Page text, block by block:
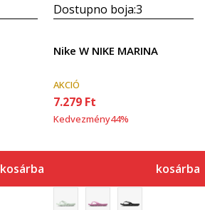
kosárba
Dostupno boja:3
Nike W NIKE MARINA
AKCIÓ
7.279 Ft
Kedvezmény44%
kosárba